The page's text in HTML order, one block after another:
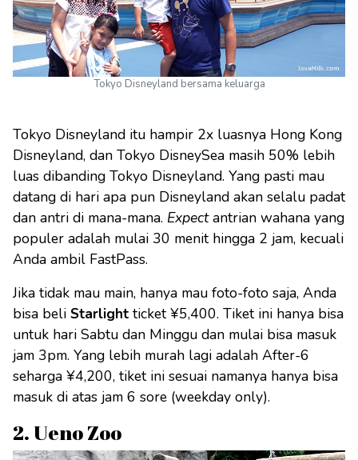
Tokyo Disneyland bersama keluarga
Tokyo Disneyland itu hampir 2x luasnya Hong Kong
Disneyland, dan Tokyo DisneySea masih 50% lebih
luas dibanding Tokyo Disneyland. Yang pasti mau
datang di hari apa pun Disneyland akan selalu padat
dan antri di mana-mana. Expectantrian wahana yang
populer adalah mulai 30 menit hingga 2 jam, kecuali
Anda ambil FastPass.
Jika tidak mau main, hanya mau foto-foto saja, Anda
bisa beli Starlight ticket ¥5,400. Tiket ini hanya bisa
untuk hari Sabtu dan Minggu dan mulai bisa masuk
jam 3pm. Yang lebih murah lagi adalah After-6
seharga ¥4,200, tiket ini sesuai namanya hanya bisa
masuk di atas jam 6 sore (weekday only).
2. Ueno Zoo